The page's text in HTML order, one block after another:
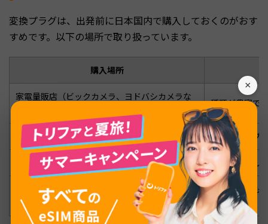
×
変換プラグは、出発前に日本国内で購入しておくのがおす
すめです。以下の場所で取り扱っています。
購入場所
家電量販店（ビックカメラ、ヨドバシカメラな
種類が豊富で
100円ショップ（ダイソー） マルチタイプ
オンラインショップ（Amazon、楽天） 価格比較がし
空港の売店
出発直前でも
り